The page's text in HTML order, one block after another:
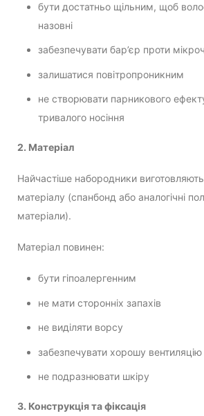
бути достатньо щільним, щоб
назовні
забезпечувати бар’єр проти
залишатися повітропроникним
не створювати парникового
тривалого носіння
2. Матеріал
Найчастіше набородники
матеріалу (спанбонд або аналогічні
матеріали).
Матеріал повинен:
бути гіпоалергенним
не мати сторонніх запахів
не виділяти ворсу
забезпечувати хорошу вентиляцію
не подразнювати шкіру
3. Конструкція та фіксація